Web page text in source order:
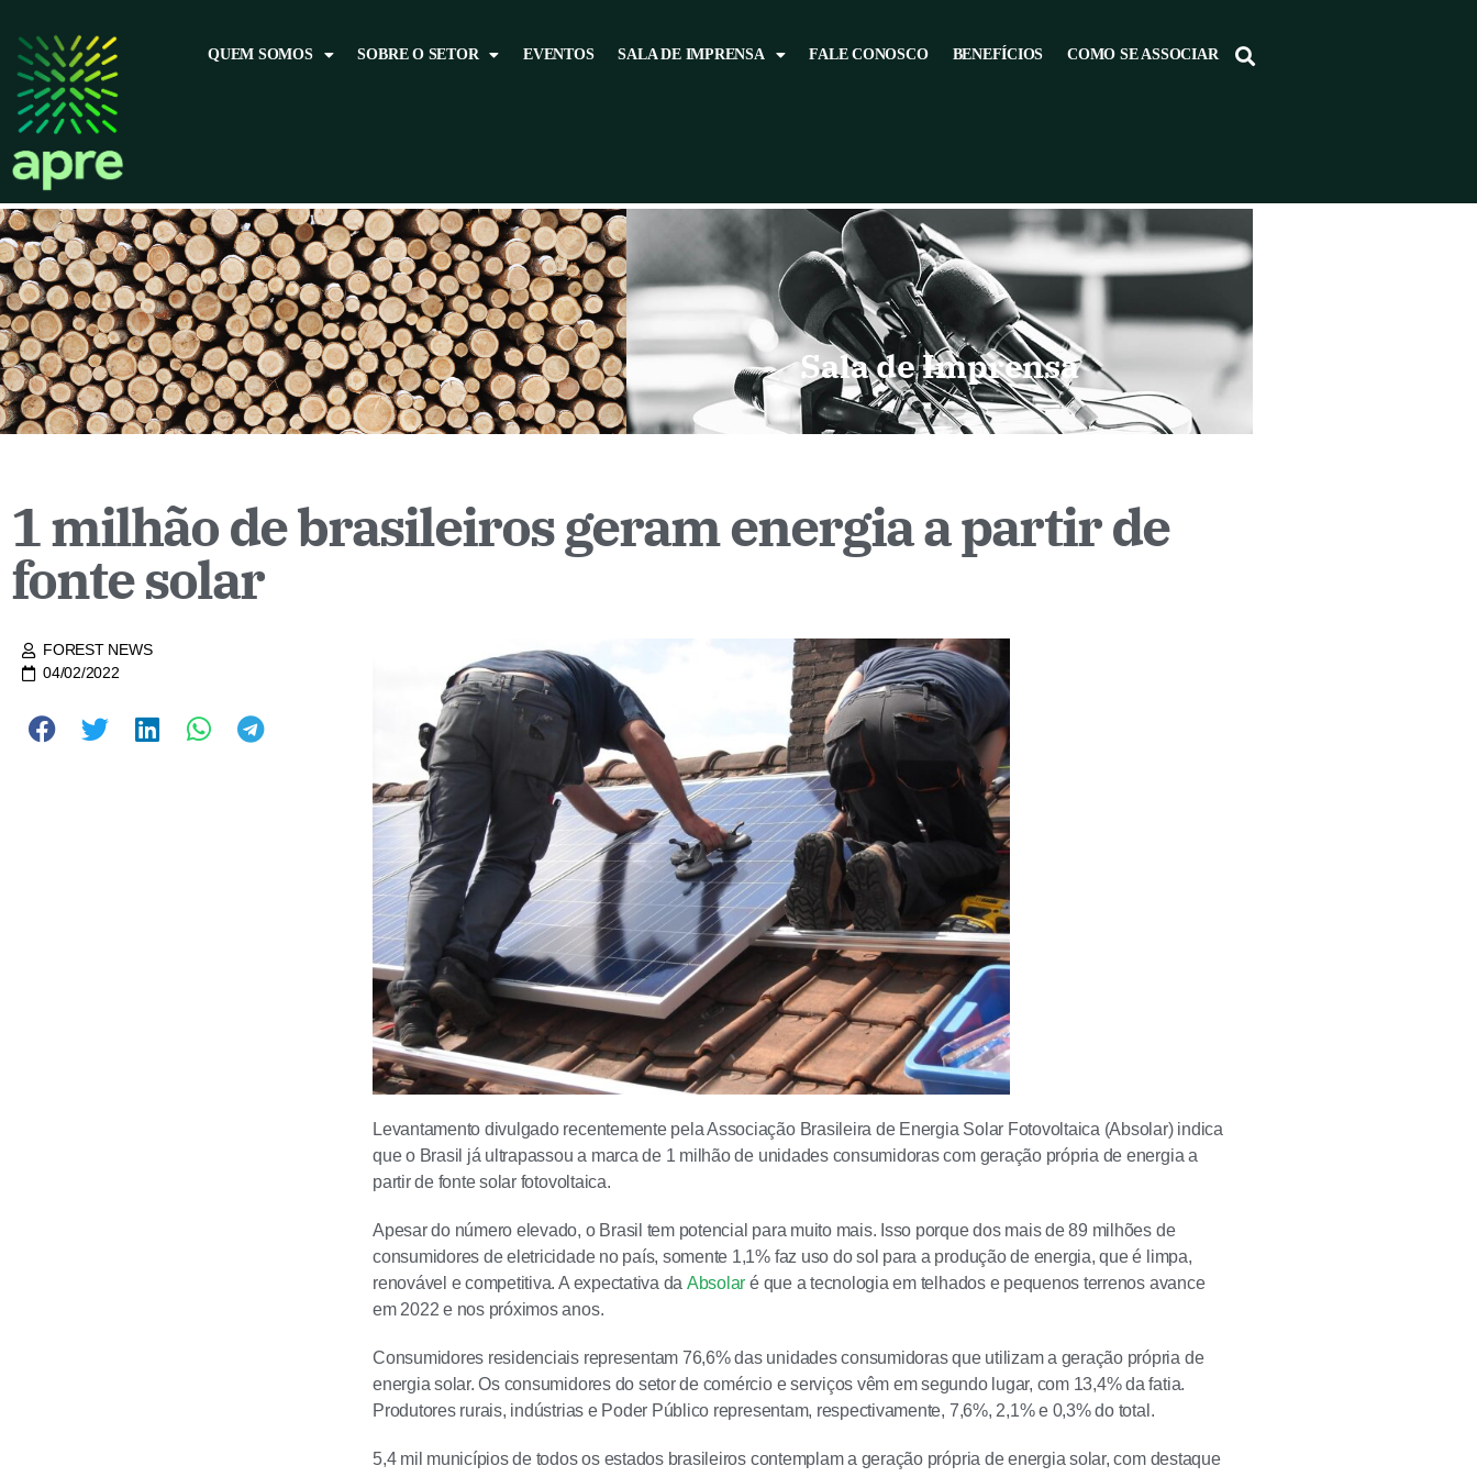
QUEM SOMOS SOBRE O SETOR EVENTOS SALA DE IMPRENSA FALE CONOSCO BENEFÍCIOS COMO SE ASSOCIAR
Sala de Imprensa
1 milhão de brasileiros geram energia a partir de
fonte solar
FOREST NEWS
04/02/2022
Levantamento divulgado recentemente pela Associação Brasileira de Energia Solar Fotovoltaica (Absolar) indica
que o Brasil já ultrapassou a marca de 1 milhão de unidades consumidoras com geração própria de energia a
partir de fonte solar fotovoltaica.
Apesar do número elevado, o Brasil tem potencial para muito mais. Isso porque dos mais de 89 milhões de
consumidores de eletricidade no país, somente 1,1% faz uso do sol para a produção de energia, que é limpa,
renovável e competitiva. A expectativa da Absolar é que a tecnologia em telhados e pequenos terrenos avance
em 2022 e nos próximos anos.
Consumidores residenciais representam 76,6% das unidades consumidoras que utilizam a geração própria de
energia solar. Os consumidores do setor de comércio e serviços vêm em segundo lugar, com 13,4% da fatia.
Produtores rurais, indústrias e Poder Público representam, respectivamente, 7,6%, 2,1% e 0,3% do total.
5,4 mil municípios de todos os estados brasileiros contemplam a geração própria de energia solar, com destaque